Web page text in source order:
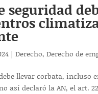
seguridad
|Derecho,Derecho de
llevar corbata,
así declaró la AN, el art.